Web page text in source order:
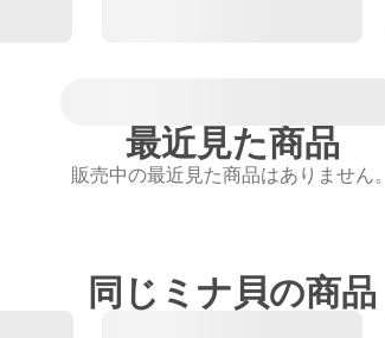
最近見た商品
販売中の最近見た商品はありません。
同じミナ貝の商品